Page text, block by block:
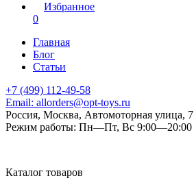
Избранное
0
Главная
Блог
Статьи
+7 (499) 112-49-58
Email: allorders@opt-toys.ru
Россия, Москва, Автомоторная улица, 7
Режим работы: Пн—Пт, Вс 9:00—20:00
Каталог товаров